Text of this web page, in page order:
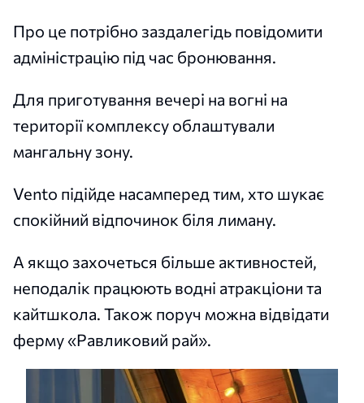
Про це потрібно заздалегідь повідомити
адміністрацію під час бронювання.
Для приготування вечері на вогні на
території комплексу облаштували
мангальну зону.
Vento підійде насамперед тим, хто шукає
спокійний відпочинок біля лиману.
А якщо захочеться більше активностей,
неподалік працюють водні атракціони та
кайтшкола. Також поруч можна відвідати
ферму «Равликовий рай».